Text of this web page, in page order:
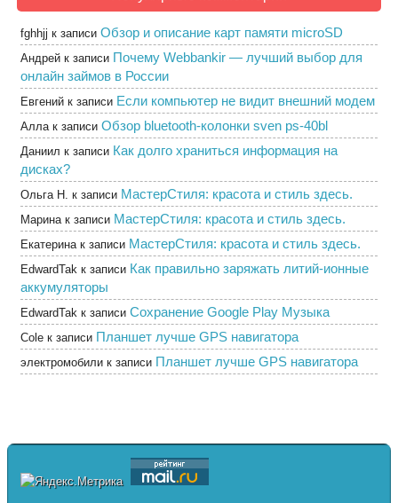
fghhjj к записи Обзор и описание карт памяти microSD
Андрей к записи Почему Webbankir — лучший выбор для
онлайн займов в России
Евгений к записи Если компьютер не видит внешний модем
Аллак записи Обзор bluetooth-колонки sven ps-40bl
Даниил к записи Как долго храниться информация на
дисках?
Ольга Н. к записи МастерСтиля: красота и стиль здесь.
Маринак записи МастерСтиля: красота и стиль здесь.
Екатеринак записи МастерСтиля: красота и стиль здесь.
EdwardTak к записи Как правильно заряжать литий-ионные
аккумуляторы
EdwardTak к записи Сохранение Google Play Музыка
Cole к записи Планшет лучше GPS навигатора
электромобили к записи Планшет лучше GPS навигатора